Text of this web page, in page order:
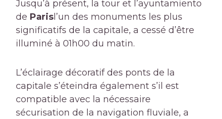
Jusqu’à présent, la tour et l’ayuntamiento
de Parisl’un des monuments les plus
significatifs de la capitale, a cessé d’être
illuminé à 01h00 du matin.
L’éclairage décoratif des ponts de la
capitale s’éteindra également s’il est
compatible avec la nécessaire
sécurisation de la navigation fluviale, a